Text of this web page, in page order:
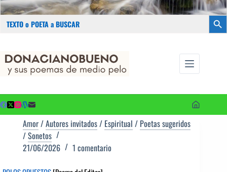
Buscar:
contenido
Amor/Autores invitados/ Espiritual / Poetas sugeridos
/Sonetos
21/06/2026
1 comentario